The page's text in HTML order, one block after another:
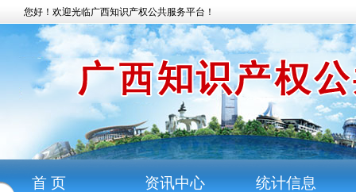
您好！欢迎光临广西知识产权公共服务平台！
首 页 资讯中心 统计信息